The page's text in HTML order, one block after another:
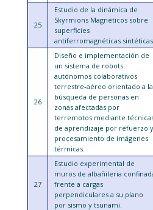
25
Estudio de la dinámica de
Skyrmions Magnéticos sobre
superficies
antiferromagnéticas sintéticas.
26
Diseño e implementación de
un sistema de robots
autónomos colaborativos
terrestre-aéreo orientado a la
búsqueda de personas en
zonas afectadas por
terremotos mediante
de aprendizaje por refuerzo y
procesamiento de imágenes
térmicas.
27
Estudio experimental de
muros de albañileria
frente a cargas
perpendiculares a su plano
por sismo y tsunami.